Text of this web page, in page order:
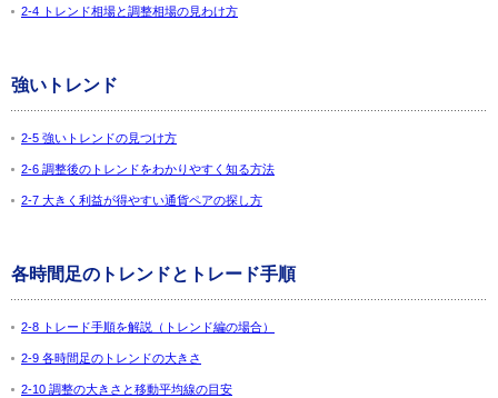
2-4 トレンド相場と調整相場の見わけ方
強いトレンド
2-5 強いトレンドの見つけ方
2-6 調整後のトレンドをわかりやすく知る方法
2-7 大きく利益が得やすい通貨ペアの探し方
各時間足のトレンドとトレード手順
2-8 トレード手順を解説（トレンド編の場合）
2-9 各時間足のトレンドの大きさ
2-10 調整の大きさと移動平均線の目安